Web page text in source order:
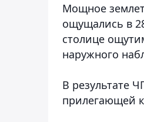
Мощное
ощущались в
столице
наружного
В результате
прилегающей